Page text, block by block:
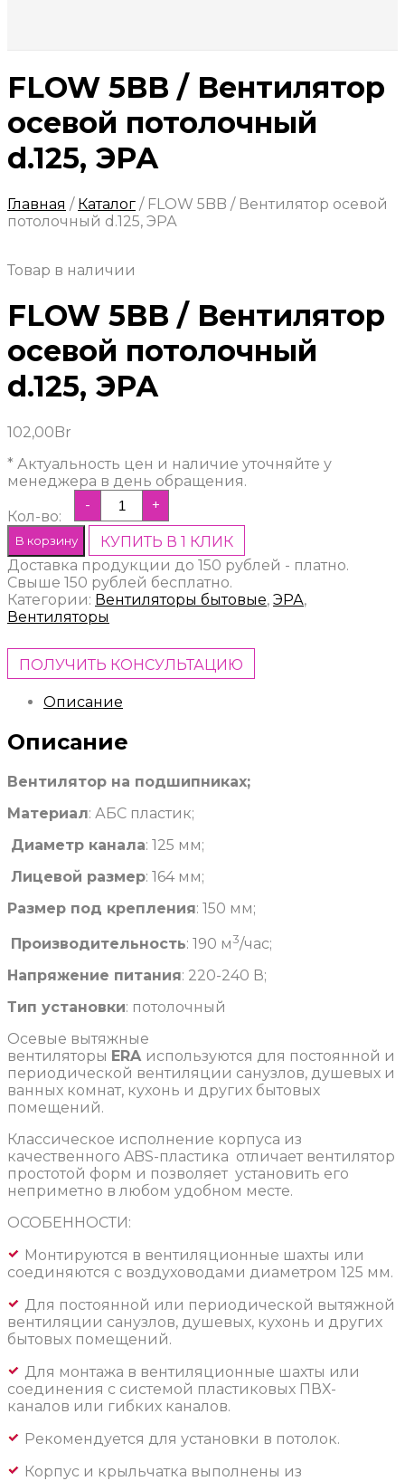
FLOW 5BB / Вентилятор
осевой потолочный
d.125, ЭРА
Главная / Каталог / FLOW 5BB / Вентилятор осевой
потолочный d.125, ЭРА
Товар в наличии
FLOW 5BB / Вентилятор
осевой потолочный
d.125, ЭРА
102,00Br
* Актуальность цен и наличие уточняйте у
менеджера в день обращения.
Кол-во:
- +
В корзину
КУПИТЬ В 1 КЛИК
Доставка продукции до 150 рублей - платно.
Свыше 150 рублей бесплатно.
Категории: Вентиляторы бытовые, ЭРА,
Вентиляторы
ПОЛУЧИТЬ КОНСУЛЬТАЦИЮ
Описание
Описание
Вентилятор на подшипниках;
Материал: АБС пластик;
Диаметр канала: 125 мм;
Лицевой размер: 164 мм;
Размер под крепления: 150 мм;
Производительность: 190 м3/час;
Напряжение питания: 220-240 В;
Тип установки: потолочный
Осевые вытяжные
вентиляторы ERA используются для постоянной и
периодической вентиляции санузлов, душевых и
ванных комнат, кухонь и других бытовых
помещений.
Классическое исполнение корпуса из
качественного ABS-пластика отличает вентилятор
простотой форм и позволяет установить его
неприметно в любом удобном месте.
ОСОБЕННОСТИ:
Монтируются в вентиляционные шахты или
соединяются с воздуховодами диаметром 125 мм.
Для постоянной или периодической вытяжной
вентиляции санузлов, душевых, кухонь и других
бытовых помещений.
Для монтажа в вентиляционные шахты или
соединения с системой пластиковых ПВХ-
каналов или гибких каналов.
Рекомендуется для установки в потолок.
Корпус и крыльчатка выполнены из